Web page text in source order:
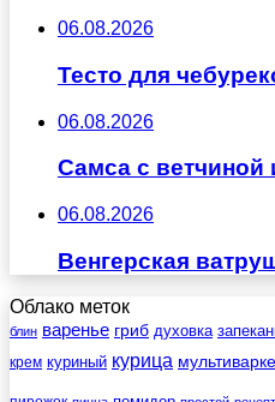
06.08.2026
Тесто для
06.08.2026
Самса с
06.08.2026
Венгерская
Облако меток
блин варенье гриб духовка
крем куриный курица мультиварке